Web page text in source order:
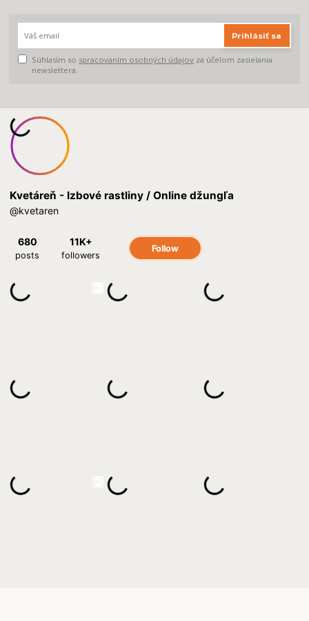
Prihlásiť sa
Súhlasím so spracovaním osobných údajov za účelom zasielania
newslettera.